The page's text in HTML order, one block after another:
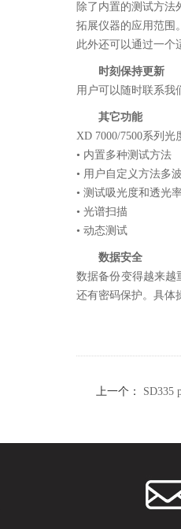
除了内置的测试方法
拓展仪器的应用范围
此外还可以通过一个
时刻保持更新
用户可以随时联系我
其它功能
XD 7000/7500系列
• 内置多种测试方法
• 用户自定义方法多
• 测试吸光度和透光
• 光谱扫描
• 动态测试
数据安全
数据备份变得越来越
还有密码保护。具体
上一个：
SD335